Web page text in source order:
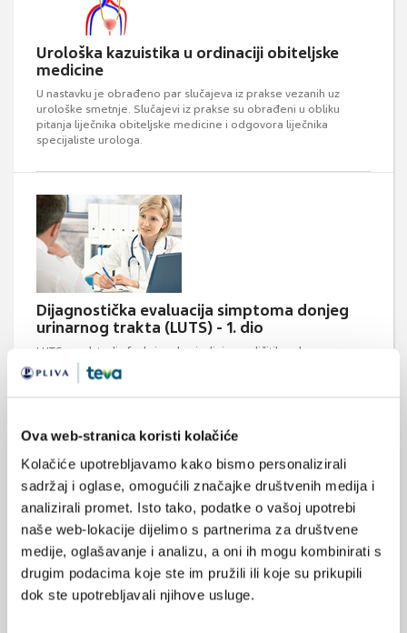
Ova web-stranica koristi kolačiće
Kolačiće upotrebljavamo kako bismo personalizirali
sadržaj i oglase, omogućili značajke društvenih medija i
analizirali promet. Isto tako, podatke o vašoj upotrebi
naše web-lokacije dijelimo s partnerima za društvene
medije, oglašavanje i analizu, a oni ih mogu kombinirati s
drugim podacima koje ste im pružili ili koje su prikupili
dok ste upotrebljavali njihove usluge.
Urološka kazuistika u ordinaciji obiteljske
medicine
U nastavku je obrađeno par slučajeva iz prakse vezanih uz
urološke smetnje. Slučajevi iz prakse su obrađeni u obliku
pitanja liječnika obiteljske medicine i odgovora liječnika
specijaliste urologa.
Dijagnostička evaluacija simptoma donjeg
urinarnog trakta (LUTS) - 1. dio
LUTS predstavlja funkcionalnu jedinicu različitih, odnosno
brojnih poremećaja različite etiologije, odnosno uzroka koji u
konačnici daju jedinstvene simptome i tegobe u području
tegobe posljedično mogu biti uzrokom lošeg i isprekidanog
sna, prisutnost navedenih simptoma ...